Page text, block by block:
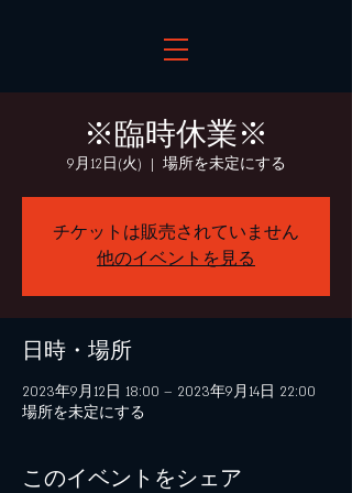
※臨時休業※
9月12日(火)
  |
場所を未定にする
チケットは販売されていません
他のイベントを見る
日時・場所
2023年9月12日 18:00 – 2023年9月14日 22:00
場所を未定にする
このイベントをシェア